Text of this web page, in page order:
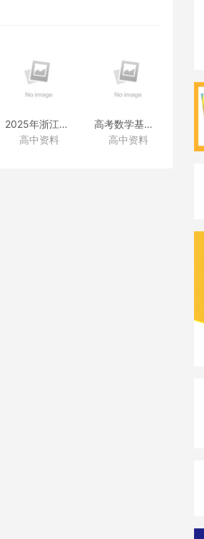
2025年浙江高考真题
（化学）
高中资料
高考数学基础篇
（类题拓展和变式练透）
高中资料